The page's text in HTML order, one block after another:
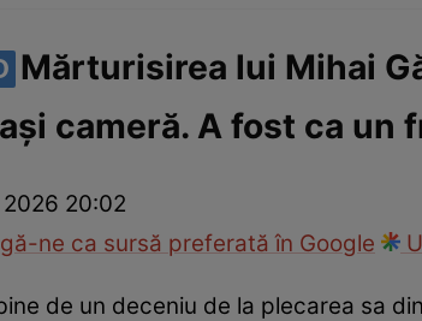
Survivor RomâniaChefi la cuțite
Mărturisirea lui Mihai
cameră. A fost ca un
2026 20:02
ne ca sursă preferată în Google
de un deceniu de la plecarea sa din